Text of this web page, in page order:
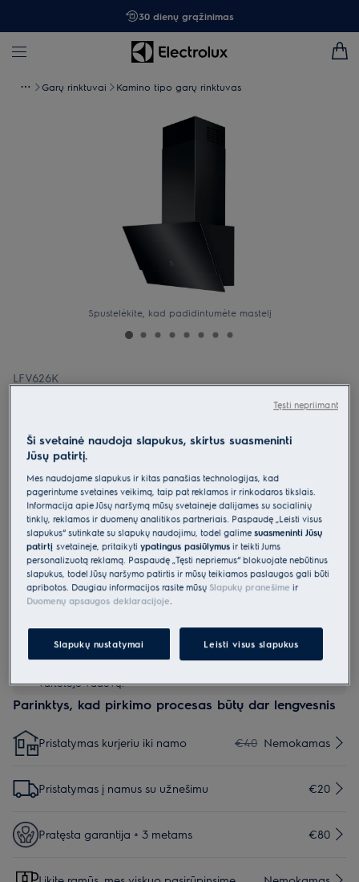
30 dienų grąžinimas
Garų rinktuvai Kamino tipo garų rinktuvas
Spustelėkite, kad padidintumėte mastelį
LFV626K
Vertikalus garų rinktuvas 60 cm
0 (0)
Pagrindiniai privalumai
600 serijos gartraukis „Hob2Hood®“ automatiškai reguliuoja
gartraukio nustatymus.
„Hob2Hood®“ reguliuoja viryklės gartraukį pagal kaitlentės nuostatas.
„ExtractionTech Plus“ greitai išvalo virtuvės orą.
Saugos instrukcijos ir saugos įspėjimai pagal ES reglamentą
2023/988 yra pateikiami vartotojo vadovo I ir II skyriuose.
vartotojo vadovą.
Parinktys, kad pirkimo procesas būtų dar lengvesnis
Pristatymas kurjeriu iki namo €40 Nemokamas
Pristatymas į namus su užnešimu €20
Pratęsta garantija + 3 metams €80
Ši svetainė naudoja slapukus, skirtus suasmeninti
Jūsų patirtį.
Mes naudojame slapukus ir kitas panašias technologijas, kad
pagerintume svetainės veikimą, taip pat reklamos ir rinkodaros tikslais.
Informacija apie Jūsų naršymą mūsų svetainėje dalijamės su socialinių
tinklų, reklamos ir duomenų analitikos partneriais. Paspaudę „Leisti visus
slapukus“ sutinkate su slapukų naudojimu, todėl galimesuasmeninti Jūsų
patirtįsvetainėje, pritaikytiypatingus pasiūlymus ir teikti Jums
personalizuotą reklamą. Paspaudę „Tęsti nepriėmus“ blokuojate nebūtinus
slapukus, todėl Jūsų naršymo patirtis ir mūsų teikiamos paslaugos gali būti
apribotos. Daugiau informacijos rasite mūsų Slapukų pranešime ir
Duomenų apsaugos deklaracijoje
Slapukų nustatymai Leisti visus slapukus
Tęsti nepriimant